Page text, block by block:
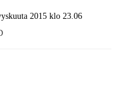
2015 klo 23.06